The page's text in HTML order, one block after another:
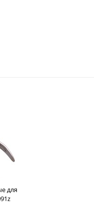
для